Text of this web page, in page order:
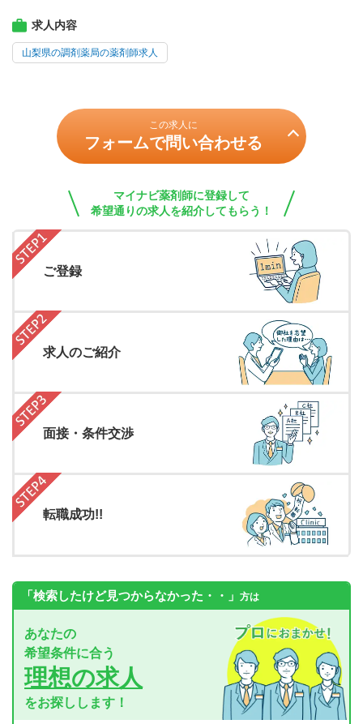
求人内容
山梨県の調剤薬局の薬剤師求人
この求人に
フォームで問い合わせる
マイナビ薬剤師に登録して
希望通りの求人を紹介してもらう！
ご登録
求人のご紹介
面接・条件交渉
転職成功!!
「検索したけど見つからなかった・・」 方は
あなたの
希望条件に合う
理想の求人
をお探しします！